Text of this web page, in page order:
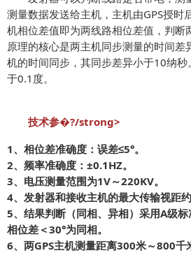
测量数据发送给主机，主机由GPS授时
机相位差值即为两线路相位差值，判断
原理的核心是两主机同步测量的时间差
机的时间同步，其同步差异小于10纳
于0.1度。
技术参�?/strong>
1、相位差准确度：误差≤5°。
2、频率准确度：±0.1HZ。
3、电压测量范围为1V～220KV。
4、发射器和接收主机的最大传输视距约
5、结果判断（同相、异相）采用A级标
相位差＜30°为同相。
6、两GPS主机测量距离300米～800千